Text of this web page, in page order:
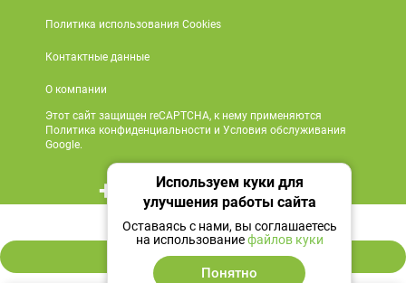
783 ₽
В корзину
Политика использования Cookies
Контактные данные
О компании
Этот сайт защищен reCAPTCHA, к нему применяются
Политика конфиденциальности и Условия обслуживания
Google.
+7 495 419 18 18
Мы в социальных сетях
Используем куки для
улучшения работы сайта
Оставаясь с нами, вы соглашаетесь
на использованиефайлов куки
Понятно